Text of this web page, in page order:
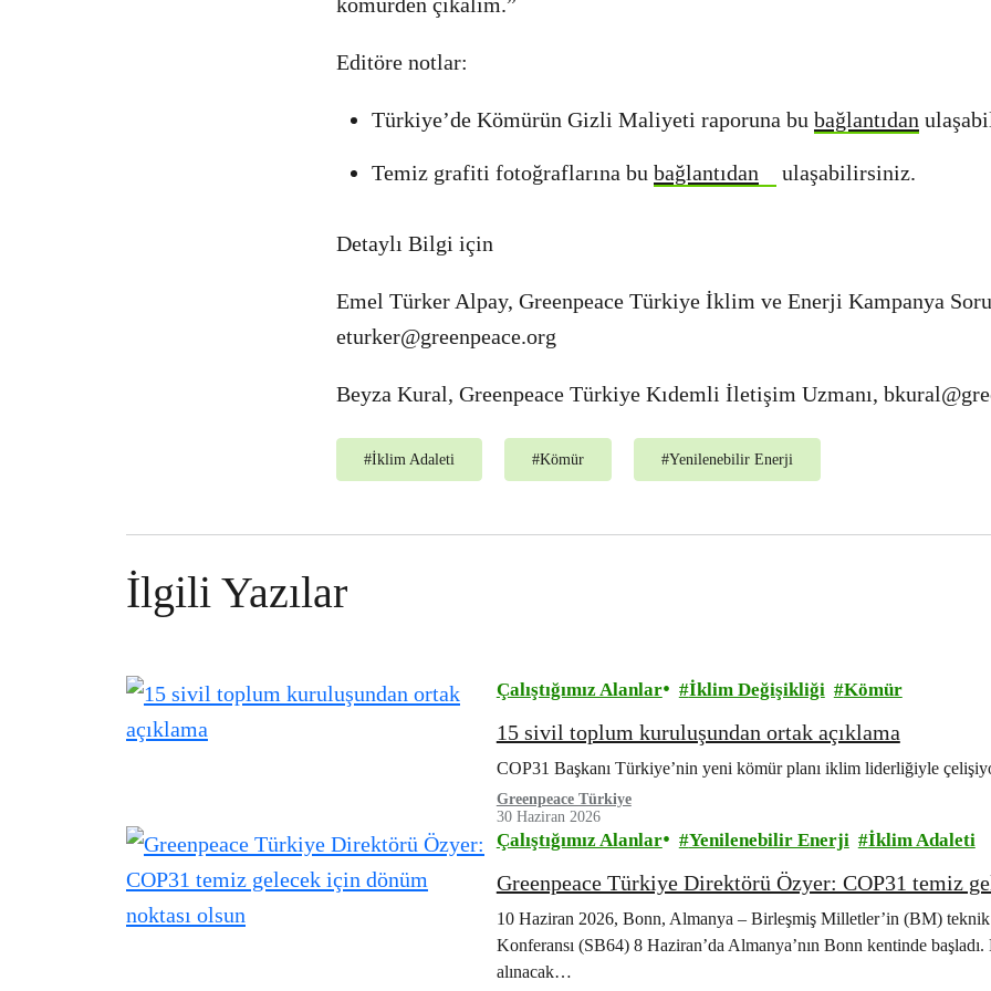
Editöre notlar:
Türkiye’de Kömürün Gizli Maliyeti raporuna bu bağlantıdan
Temiz grafiti fotoğraflarına bu bağlantıdan ulaşabilirsiniz.
Detaylı Bilgi için
Emel Türker Alpay, Greenpeace Türkiye İklim ve Enerji Kampanya
eturker@greenpeace.org
Beyza Kural, Greenpeace Türkiye Kıdemli İletişim Uzmanı,
#İklim Adaleti #Kömür #Yenilenebilir Enerji
İlgili Yazılar
Çalıştığımız Alanlar İklim Değişikliği Kömür
15 sivil toplum kuruluşundan ortak açıklama
COP31 Başkanı Türkiye’nin yeni kömür planı iklim liderliğiyle
Greenpeace Türkiye
30 Haziran 2026
Çalıştığımız Alanlar Yenilenebilir Enerji İklim Adaleti
Greenpeace Türkiye Direktörü Özyer: COP31 temiz
10 Haziran 2026, Bonn, Almanya – Birleşmiş Milletler’in (BM)
Konferansı (SB64) 8 Haziran’da Almanya’nın Bonn kentinde
alınacak…